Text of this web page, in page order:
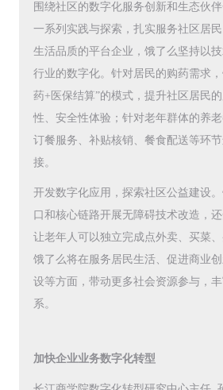
围绕社区的数字化服务创新和生态伙
一系列实践与探索，扎实服务社区居
生活品质的平台企业，饿了么坚持以
行业的数字化。针对居民的购药需求
药+医保结算”的模式，提升社区居民
性、安全性体验；针对老年群体的养
订餐服务、补贴核销、餐食配送等环
接。
开发数字化应用，探索社区公益建设
口和核心链路开展无障碍技术改造，
让老年人可以独立完成点外卖、买菜
饿了么将在服务居民生活、促进商业
设等方面，带动更多社会资源参与，
系。
加快企业业务数字化转型